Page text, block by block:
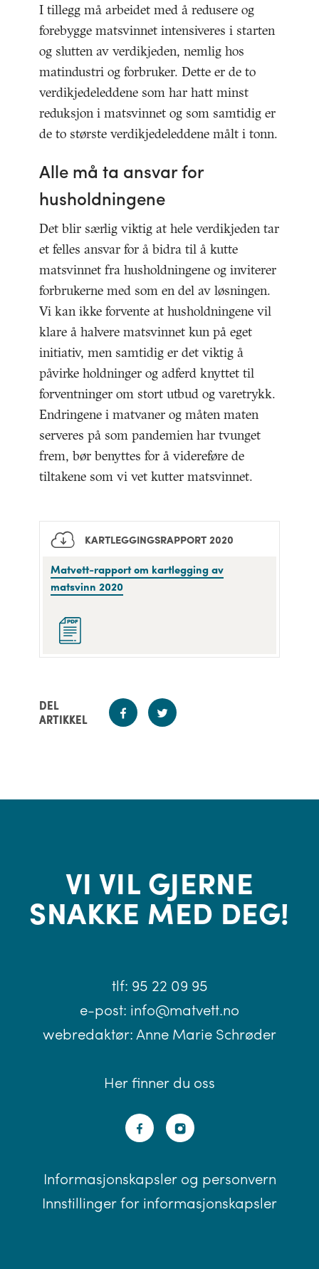
I tillegg må arbeidet med å redusere og
forebygge matsvinnet intensiveres i starten
og slutten av verdikjeden, nemlig hos
matindustri og forbruker. Dette er de to
verdikjedeleddene som har hatt minst
reduksjon i matsvinnet og som samtidig er
de to største verdikjedeleddene målt i tonn.
Alle må ta ansvar for
husholdningene
Det blir særlig viktig at hele verdikjeden tar
et felles ansvar for å bidra til å kutte
matsvinnet fra husholdningene og inviterer
forbrukerne med som en del av løsningen.
Vi kan ikke forvente at husholdningene vil
klare å halvere matsvinnet kun på eget
initiativ, men samtidig er det viktig å
påvirke holdninger og adferd knyttet til
forventninger om stort utbud og varetrykk.
Endringene i matvaner og måten maten
serveres på som pandemien har tvunget
frem, bør benyttes for å videreføre de
tiltakene som vi vet kutter matsvinnet.
KARTLEGGINGSRAPPORT 2020
Matvett-
rapport
kartlegging
av
matsvinn
Matvett-rapport om kartlegging av
matsvinn 2020
DEL
ARTIKKEL
VI VIL GJERNE
SNAKKE MED DEG!
tlf: 95 22 09 95
e-post: info@matvett.no
webredaktør: Anne Marie Schrøder
Her finner du oss
Informasjonskapsler og personvern
Innstillinger for informasjonskapsler